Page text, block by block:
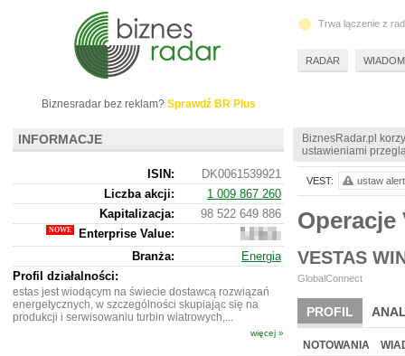
BiznesRadar.pl
ustawieniami
Operacje
VESTAS
GlobalConnect
PROFIL
BR LAB
NOTOWANIA
VEST: ustaw alert
Biznesradar bez reklam? Sprawdź BR Plus
INFORMACJE
ISIN:
DK0061539921
Liczba akcji:
1 009 867 260
Kapitalizacja:
98 522 649 886
Enterprise Value:
364 511
886
Branża:
Energia
Profil działalności:
estas jest wiodącym na świecie dostawcą rozwiązań
energetycznych, w szczególności skupiając się na
produkcji i serwisowaniu turbin wiatrowych,...
więcej »
Trwa łączenie z
RADAR